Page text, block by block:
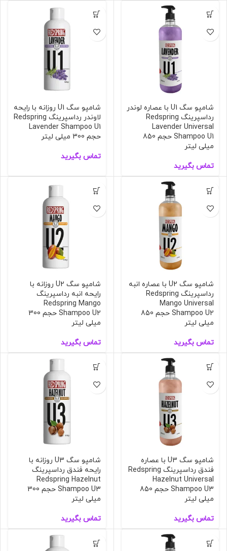
شامپو سگ U1 با عصاره لوندر
رداسپرینگ Redspring
Lavender Universal
Shampoo U1 حجم 850
میلی لیتر
تماس بگیرید
شامپو سگ U1 روزانه با رایحه
لاوندر رداسپرینگ Redspring
Lavender Shampoo U1
حجم 300 میلی لیتر
تماس بگیرید
شامپو سگ U2 با عصاره انبه
رداسپرینگ Redspring
Mango Universal
Shampoo U2 حجم 850
میلی لیتر
تماس بگیرید
شامپو سگ U2 روزانه با
رایحه انبه رداسپرینگ
Redspring Mango
Shampoo U2 حجم 300
میلی لیتر
تماس بگیرید
شامپو سگ U3 با عصاره
فندق رداسپرینگ Redspring
Hazelnut Universal
Shampoo U3 حجم 850
میلی لیتر
تماس بگیرید
شامپو سگ U3 روزانه با
رایحه فندق رداسپرینگ
Redspring Hazelnut
Shampoo U3 حجم 300
میلی لیتر
تماس بگیرید